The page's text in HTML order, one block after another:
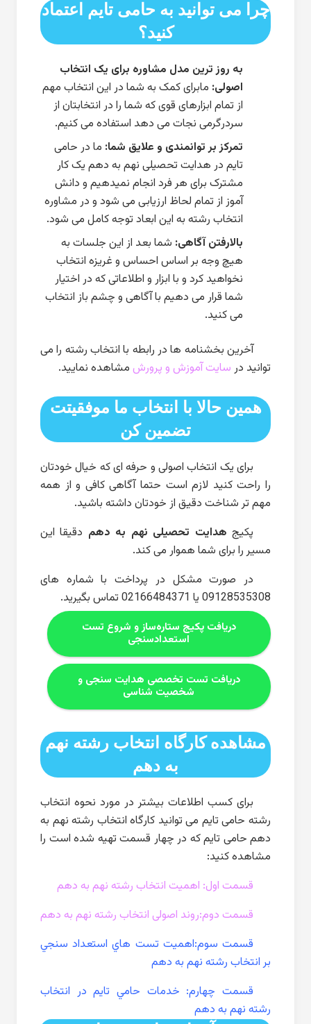
چرا می توانید به حامی تایم اعتماد
کنید؟
به روز ترین مدل مشاوره برای یک انتخاب
اصولی: مابرای کمک به شما در این انتخاب مهم
از تمام ابزارهای قوی که شما را در انتخابتان از
سردرگرمی نجات می دهد استفاده می کنیم.
تمرکز بر توانمندی و علایق شما: ما در حامی
تایم در هدایت تحصیلی نهم به دهم یک کار
مشترک برای هر فرد انجام نمیدهیم و دانش
آموز از تمام لحاظ ارزیابی می شود و در مشاوره
انتخاب رشته به این ابعاد توجه کامل می شود.
بالارفتن آگاهی: شما بعد از این جلسات به
هیچ وجه بر اساس احساس و غریزه انتخاب
نخواهید کرد و با ابزار و اطلاعاتی که در اختیار
شما قرار می دهیم با آگاهی و چشم باز انتخاب
می کنید.
آخرین بخشنامه ها در رابطه با انتخاب رشته را می
توانید در سایت آموزش و پرورش مشاهده نمایید.
همین حالا با انتخاب ما موفقیتت
تضمین کن
برای یک انتخاب اصولی و حرفه ای که خیال خودتان
را راحت کنید لازم است حتما آگاهی کافی و از همه
مهم تر شناخت دقیق از خودتان داشته باشید.
پکیج هدایت تحصیلی نهم به دهم دقیقا این
مسیر را برای شما هموار می کند.
در صورت مشکل در پرداخت با شماره های
09128535308 یا 02166484371 تماس بگیرید.
دریافت پکیج ستاره‌ساز و شروع تست
استعدادسنجی
دریافت تست تخصصی هدایت سنجی و
شخصیت شناسی
مشاهده کارگاه انتخاب رشته نهم
به دهم
برای کسب اطلاعات بیشتر در مورد نحوه انتخاب
رشته حامی تایم می توانید کارگاه انتخاب رشته نهم به
دهم حامی تایم که در چهار قسمت تهیه شده است را
مشاهده کنید:
قسمت اول: اهمیت انتخاب رشته نهم به دهم
قسمت دوم:روند اصولی انتخاب رشته نهم به دهم
قسمت سوم:اهميت تست هاي استعداد سنجي
بر انتخاب رشته نهم به دهم
قسمت چهارم: خدمات حامي تايم در انتخاب
رشته نهم به دهم